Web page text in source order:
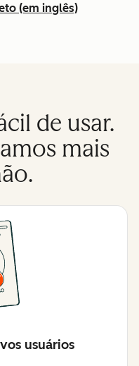
(em inglês)
de usar.
mais
usuários